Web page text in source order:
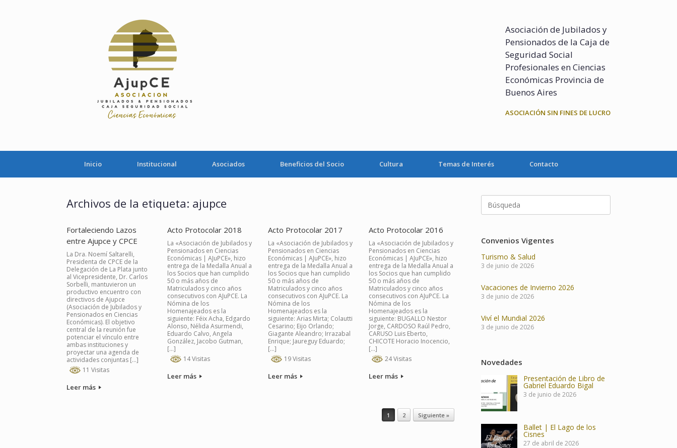
Asociación de Jubilados y
Pensionados de la Caja de
Seguridad Social
Profesionales en Ciencias
Económicas Provincia de
Buenos Aires
ASOCIACIÓN SIN FINES DE LUCRO
Inicio Institucional Asociados Beneficios del Socio Cultura Temas de Interés Contacto
Archivos de la etiqueta: ajupce
Fortaleciendo Lazos
entre Ajupce y CPCE
La Dra. Noemí Saltarelli,
Presidenta de CPCE de la
Delegación de La Plata junto
al Vicepresidente, Dr. Carlos
Sorbelli, mantuvieron un
productivo encuentro con
directivos de Ajupce
(Asociación de Jubilados y
Pensionados en Ciencias
Económicas). El objetivo
central de la reunión fue
potenciar el vínculo entre
ambas instituciones y
proyectar una agenda de
actividades conjuntas […]
11 Visitas
Leer más
Acto Protocolar 2018
La «Asociación de Jubilados y
Pensionados en Ciencias
Económicas | AJuPCE», hizo
entrega de la Medalla Anual a
los Socios que han cumplido
50 o más años de
Matriculados y cinco años
consecutivos con AJuPCE. La
Nómina de los
Homenajeados es la
siguiente: Féix Acha, Edgardo
Alonso, Nélida Asurmendi,
Eduardo Calvo, Angela
González, Jacobo Gutman,
[…]
14 Visitas
Leer más
Acto Protocolar 2017
La «Asociación de Jubilados y
Pensionados en Ciencias
Económicas | AJuPCE», hizo
entrega de la Medalla Anual a
los Socios que han cumplido
50 o más años de
Matriculados y cinco años
consecutivos con AJuPCE. La
Nómina de los
Homenajeados es la
siguiente: Arias Mirta; Colautti
Cesarino; Eijo Orlando;
Giagante Aleandro; Irrazabal
Enrique; Jaureguy Eduardo;
[…]
19 Visitas
Leer más
Acto Protocolar 2016
La «Asociación de Jubilados y
Pensionados en Ciencias
Económicas | AJuPCE», hizo
entrega de la Medalla Anual a
los Socios que han cumplido
50 o más años de
Matriculados y cinco años
consecutivos con AJuPCE. La
Nómina de los
Homenajeados es la
siguiente: BUGALLO Nestor
Jorge, CARDOSO Raúl Pedro,
CARUSO Luis Eberto,
CHICOTE Horacio Inocencio,
[…]
24 Visitas
Leer más
1 2 Siguiente »
Buscar:
Convenios Vigentes
Turismo & Salud
3 de junio de 2026
Vacaciones de Invierno 2026
3 de junio de 2026
Viví el Mundial 2026
3 de junio de 2026
Novedades
Presentación de Libro de
Gabriel Eduardo Bigal
3 de junio de 2026
Ballet | El Lago de los
Cisnes
27 de abril de 2026